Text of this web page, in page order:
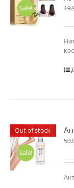
Sale!
Out of stock
Sale!